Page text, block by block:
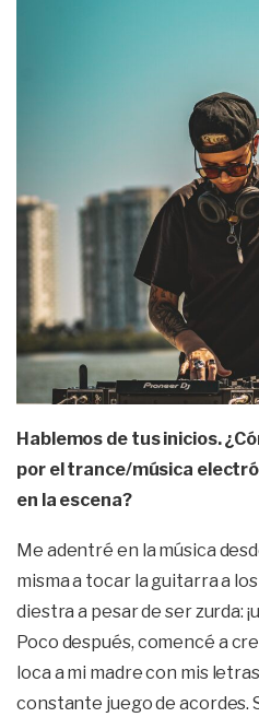
Hablemos de tus inicios.
por el trance/música
en la escena?
Me adentré en la música
misma a tocar la guitarra a
diestra a pesar de ser zurda:
Poco después, comencé a
loca a mi madre con mis
constante juego de acordes.